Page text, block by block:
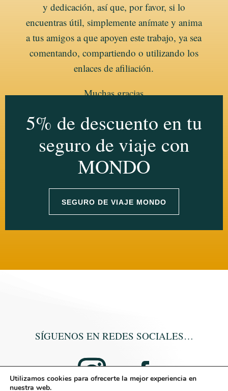
y dedicación, así que, por favor, si lo
encuentras útil, simplemente anímate y anima
a tus amigos a que apoyen este trabajo, ya sea
comentando, compartiendo o utilizando los
enlaces de afiliación.
Muchas gracias
5% de descuento en tu
seguro de viaje con
MONDO
SEGURO DE VIAJE MONDO
SÍGUENOS EN REDES SOCIALES…
Utilizamos cookies para ofrecerte la mejor experiencia en
nuestra web.